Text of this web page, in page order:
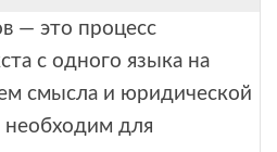
— это процесс
с одного языка на
смысла и юридической
для